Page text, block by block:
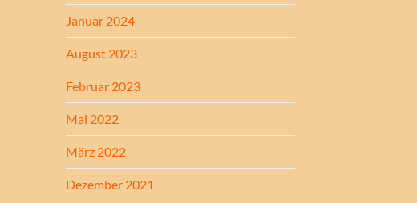
Januar 2024
August 2023
Februar 2023
Mai 2022
März 2022
Dezember 2021